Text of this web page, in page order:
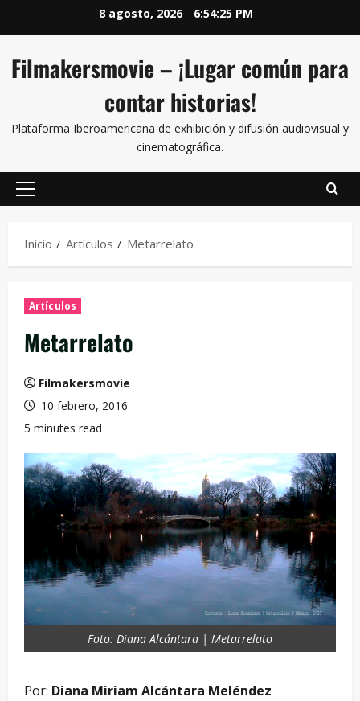
8 agosto, 2026 6:54:26 PM
Filmakersmovie – ¡Lugar común para
contar historias!
Plataforma Iberoamericana de exhibición y difusión audiovisual y
cinematográfica.
Inicio Artículos Metarrelato
Artículos
Metarrelato
Filmakersmovie
10 febrero, 2016
5 minutes read
Foto: Diana Alcántara | Metarrelato
Por: Diana Miriam Alcántara Meléndez